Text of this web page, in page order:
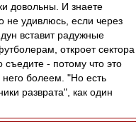
довольны. И знаете
не удивлюсь, если через
вставит радужные
откроет сектора
съедите - потому что это
болеем. "Но есть
разврата", как один